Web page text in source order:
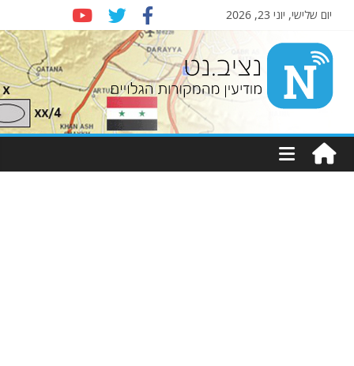
יום שלישי, יוני 23, 2026
Nziv.net
מודיעין
מהמקורות